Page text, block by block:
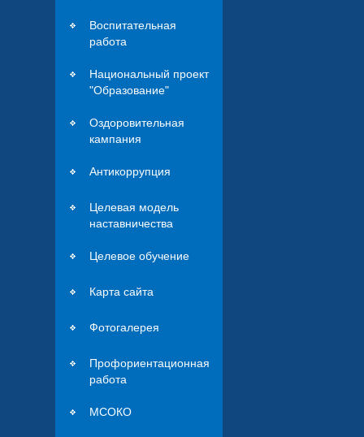
Воспитательная
работа
Национальный проект
"Образование"
Оздоровительная
кампания
Антикоррупция
Целевая модель
наставничества
Целевое обучение
Карта сайта
Фотогалерея
Профориентационная
работа
МСОКО